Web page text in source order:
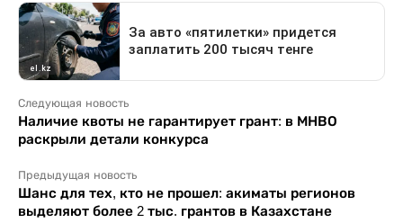
Следующая новость
Наличие квоты не гарантирует грант: в МНВО
раскрыли детали конкурса
Предыдущая новость
Шанс для тех, кто не прошел: акиматы регионов
выделяют более 2 тыс. грантов в Казахстане